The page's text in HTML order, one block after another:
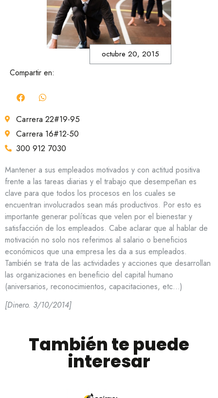
octubre 20, 2015
Compartir en:
Carrera 22#19-95
Carrera 16#12-50
300 912 7030
Mantener a sus empleados motivados y con actitud positiva
frente a las tareas diarias y el trabajo que desempeñan es
clave para que todos los procesos en los cuales se
encuentran involucrados sean más productivos. Por esto es
importante generar políticas que velen por el bienestar y
satisfacción de los empleados. Cabe aclarar que al hablar de
motivación no solo nos referimos al salario o beneficios
económicos que una empresa les da a sus empleados.
También se trata de las actividades y acciones que desarrollan
las organizaciones en beneficio del capital humano
(aniversarios, reconocimientos, capacitaciones, etc…)
[Dinero. 3/10/2014]
También te puede
interesar